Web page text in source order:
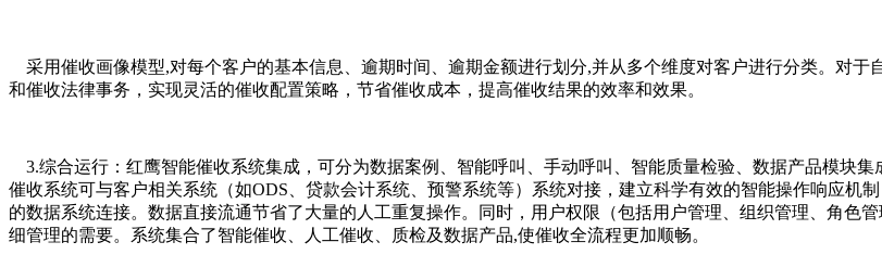
采用催收画像模型,对每个客户的基本信息、逾期时间、逾期金额进行划分,并从多个维度对客户进行分类。对
和催收法律事务，实现灵活的催收配置策略，节省催收成本，提高催收结果的效率和效果。
3.综合运行：红鹰智能催收系统集成，可分为数据案例、智能呼叫、手动呼叫、智能质量检验、数据产品模块
催收系统可与客户相关系统（如ODS、贷款会计系统、预警系统等）系统对接，建立科学有效的智能操作响应机
的数据系统连接。数据直接流通节省了大量的人工重复操作。同时，用户权限（包括用户管理、组织管理、角色
细管理的需要。系统集合了智能催收、人工催收、质检及数据产品,使催收全流程更加顺畅。